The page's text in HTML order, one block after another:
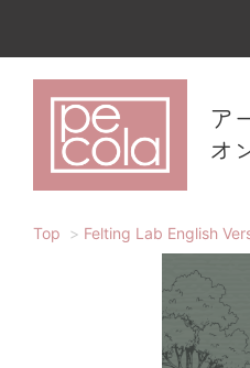
ア
オ
Top Felting Lab English